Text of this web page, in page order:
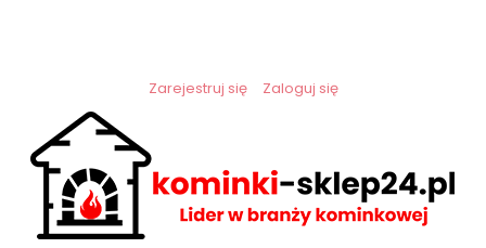
Zarejestruj się Zaloguj się